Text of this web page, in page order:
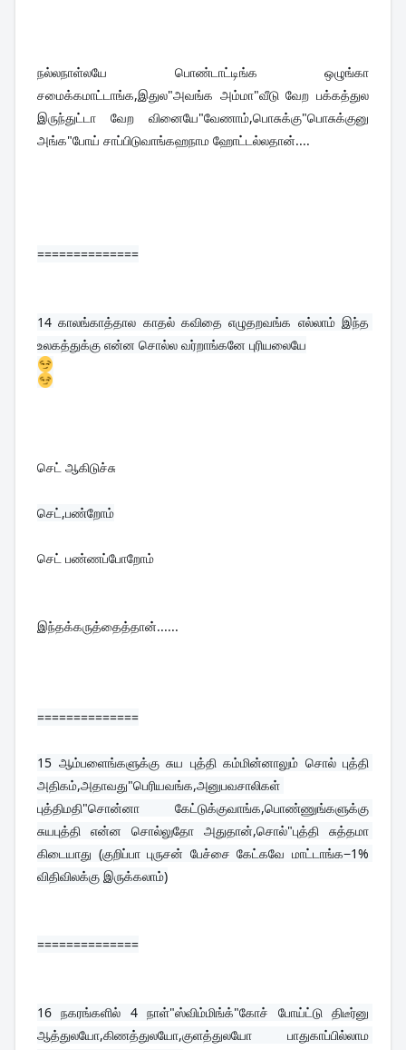
நல்லநாள்லயே பொண்டாட்டிங்க ஒழுங்கா
சமைக்கமாட்டாங்க,இதுல"அவங்க அம்மா"வீடு வேற பக்கத்துல
இருந்துட்டா வேற வினையே"வேணாம்,பொசுக்கு"பொசுக்குனு
அங்க"போய் சாப்பிடுவாங்கஹநாம ஹோட்டல்லதான்....
==============
14 காலங்காத்தால காதல் கவிதை எழுதறவங்க எல்லாம் இந்த
உலகத்துக்கு என்ன சொல்ல வர்றாங்கனே புரியலையே
செட் ஆகிடுச்சு
செட் பண்ணப்போறோம்
இந்தக்கருத்தைத்தான்......
==============
15 ஆம்பளைங்களுக்கு சுய புத்தி கம்மின்னாலும் சொல் புத்தி
அதிகம்,அதாவது"பெரியவங்க,அனுபவசாலிகள்
புத்திமதி"சொன்னா கேட்டுக்குவாங்க,பொண்ணுங்களுக்கு
சுயபுத்தி என்ன சொல்லுதோ அதுதான்,சொல்"புத்தி சுத்தமா
கிடையாது (குறிப்பா புருசன் பேச்சை கேட்கவே மாட்டாங்க−1%
விதிவிலக்கு இருக்கலாம்)
==============
16 நகரங்களில் 4 நாள்"ஸ்விம்மிங்க்"கோச் போய்ட்டு திடீர்னு
ஆத்துலயோ,கிணத்துலயோ,குளத்துலயோ பாதுகாப்பில்லாம